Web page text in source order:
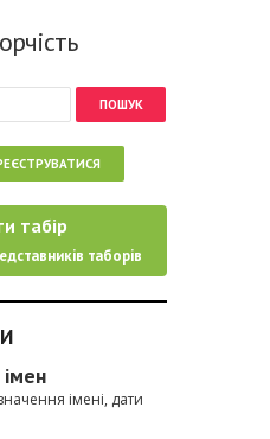
форма
табір
таборів
імені, дати